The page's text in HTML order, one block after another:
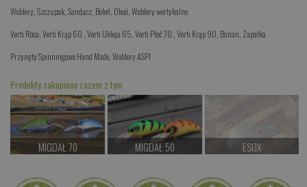
Woblery ,Szczupak ,Sandacz Boleń Okoń ,Woblery wertykalne
Verti Rosa ,Verti Krąp 60 ,Verti Ukleja 65 ,Verti Płoć 70 ,Verti Krąp 90 Banan Zapałka
Przynęty Spinningowe Hand Made ,Woblery ASPI
Produkty zakupione razem z tym
MIGDAŁ 70
MIGDAŁ 50
ESOX